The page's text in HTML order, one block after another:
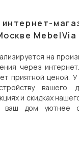
MebelVia
на
через
приятной ценой.
вашего
и скидках
ваш дом уютнее